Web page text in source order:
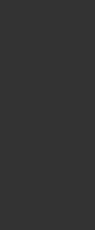
PUFFYТОП НА